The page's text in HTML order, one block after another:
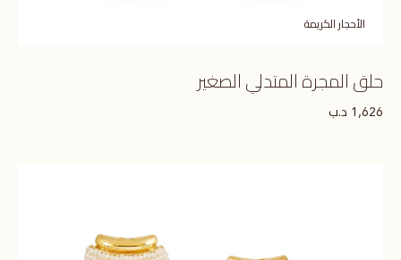
الأحجار الكريمة
حلق المجرة المتدلي الصغير
1,626 د.ب